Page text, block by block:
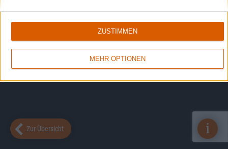
MEHR OPTIONEN
ZUSTIMMEN
Zur Übersicht i